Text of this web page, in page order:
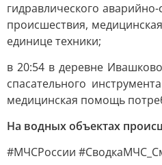
гидравлического
происшествия,
единице техники;
в 20:54 в деревне
спасательного
медицинская помощь
На водных объектах
#МЧСРоссии